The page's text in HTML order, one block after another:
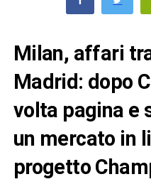
Milan, affari
Madrid: dopo
volta pagina e
un mercato in
progetto